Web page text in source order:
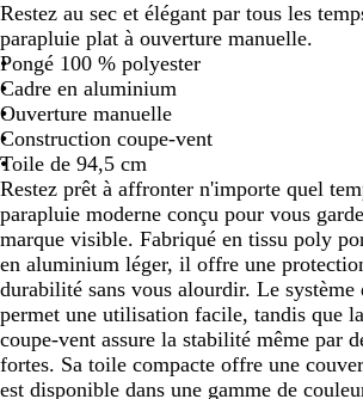
i
r
e
u
i
n
d
i
g
o
m
a
t
e
r
r
e
a
u
x
b
e
i
g
e
s
u
g
e
g
r
e
n
a
t
à
c
a
r
r
e
a
Restez au sec et élégant par tous les
parapluie plat à ouverture manuelle.
Pongé 100 % polyester
Cadre en aluminium
Ouverture manuelle
Construction coupe-vent
Toile de 94,5 cm
Restez prêt à affronter n'importe quel
parapluie moderne conçu pour vous
marque visible. Fabriqué en tissu poly
en aluminium léger, il offre une
durabilité sans vous alourdir. Le système
permet une utilisation facile, tandis que
coupe-vent assure la stabilité même par
fortes. Sa toile compacte offre une
est disponible dans une gamme de